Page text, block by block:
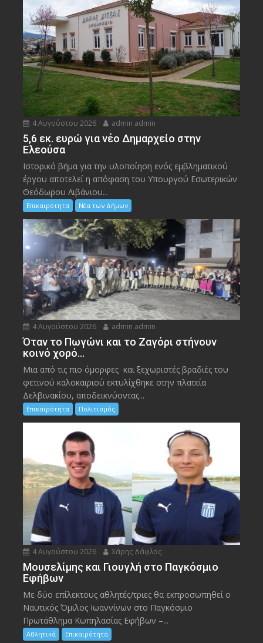
4 Αυγούστου 2026 admin admin
5,6 εκ. ευρώ για νέο Δημαρχείο στην
Ελεούσα
Ιστορικό βήμα για την υλοποίηση ενός εμβληματικού
έργου αποτελεί η απόφαση του Υπουργού Εσωτερικών
Θεόδωρου Λιβάνιου...
Επικαιρότητα Νέα των Δήμων
4 Αυγούστου 2026 admin admin
Όταν το Πωγώνι και το Ζαγόρι στήνουν
κοινό χορό…
Μια από τις πιο όμορφες και ξεχωριστές βραδιές του
φετινού καλοκαιριού εκτυλίχθηκε στην πλατεία
Δελβινακίου, αποδεικνύοντας...
Επικαιρότητα Πολιτισμός
4 Αυγούστου 2026 Χάρης Δάφλος
Μουσελίμης και Γιουγλή στο Παγκόσμιο
Εφήβων
Mε δύο επίλεκτους αθλητές/τριες θα εκπροσωπηθεί ο
Ναυτικός Όμιλος Ιωαννίνων στο Παγκόσμιο
Πρωτάθλημα Κωπηλασίας Εφήβων –...
Αθλητικά Επικαιρότητα